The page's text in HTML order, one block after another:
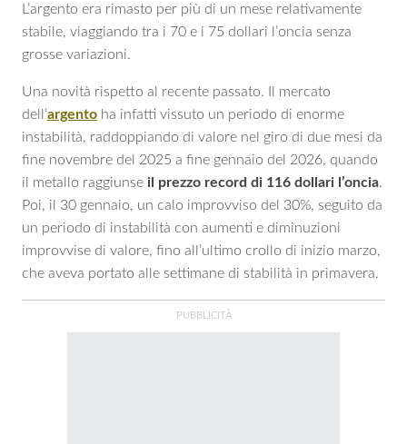
L’argento era rimasto per più di un mese relativamente
stabile, viaggiando tra i 70 e i 75 dollari l’oncia senza
grosse variazioni.
Una novità rispetto al recente passato. Il mercato
dell’argento ha infatti vissuto un periodo di enorme
instabilità, raddoppiando di valore nel giro di due mesi da
fine novembre del 2025 a fine gennaio del 2026, quando
il metallo raggiunse il prezzo record di 116 dollari l’oncia.
Poi, il 30 gennaio, un calo improvviso del 30%, seguito da
un periodo di instabilità con aumenti e diminuzioni
improvvise di valore, fino all’ultimo crollo di inizio marzo,
che aveva portato alle settimane di stabilità in primavera.